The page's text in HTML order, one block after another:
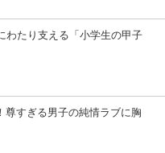
わたり支える「小学生の甲子
尊すぎる男子の純情ラブに胸